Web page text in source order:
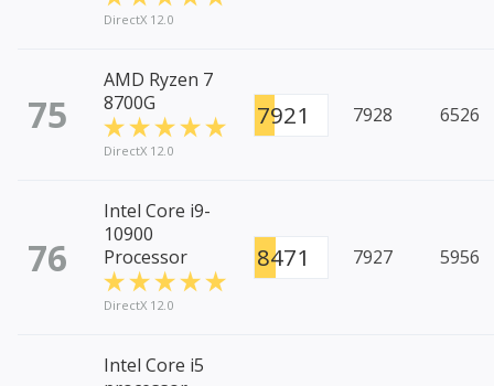
DirectX 12.0
75
AMD Ryzen 7
8700G
DirectX 12.0
7921 7928 6526
76
Intel Core i9-
10900
Processor
DirectX 12.0
8471 7927 5956
Intel Core i5